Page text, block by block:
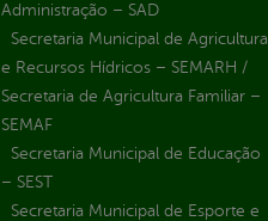
Administração – SAD
Secretaria Municipal de Agricultura
e Recursos Hídricos – SEMARH /
Secretaria de Agricultura Familiar –
SEMAF
Secretaria Municipal de Educação
– SEST
Secretaria Municipal de Esporte e